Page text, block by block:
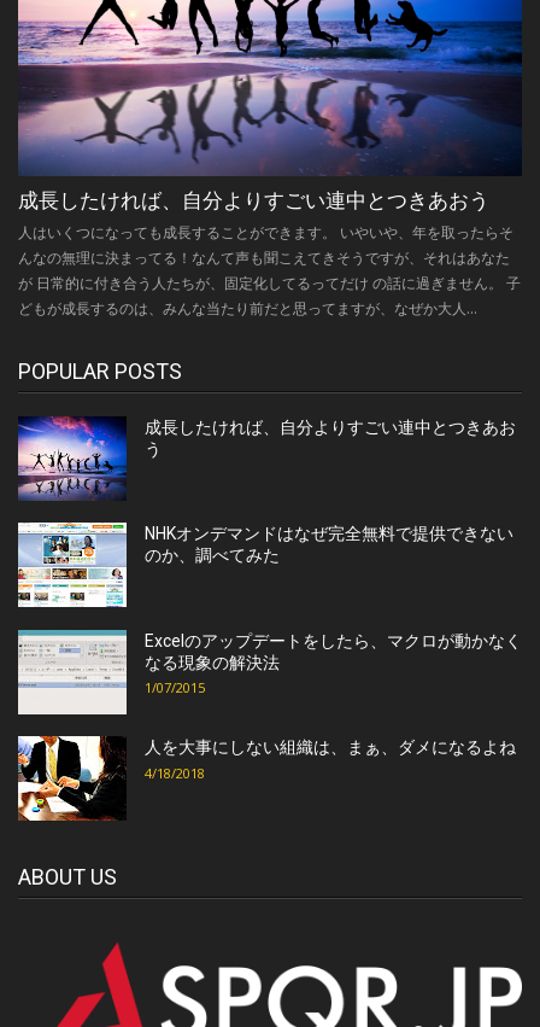
成長したければ、自分よりすごい連中とつきあおう
人はいくつになっても成長することができます。 いやいや、年を取ったらそ
んなの無理に決まってる！なんて声も聞こえてきそうですが、それはあなた
が 日常的に付き合う人たちが、固定化してるってだけ の話に過ぎません。 子
どもが成長するのは、みんな当たり前だと思ってますが、なぜか大人...
POPULAR POSTS
成長したければ、自分よりすごい連中とつきあお
う
NHKオンデマンドはなぜ完全無料で提供できない
のか、調べてみた
Excelのアップデートをしたら、マクロが動かなく
なる現象の解決法
1/07/2015
人を大事にしない組織は、まぁ、ダメになるよね
4/18/2018
ABOUT US